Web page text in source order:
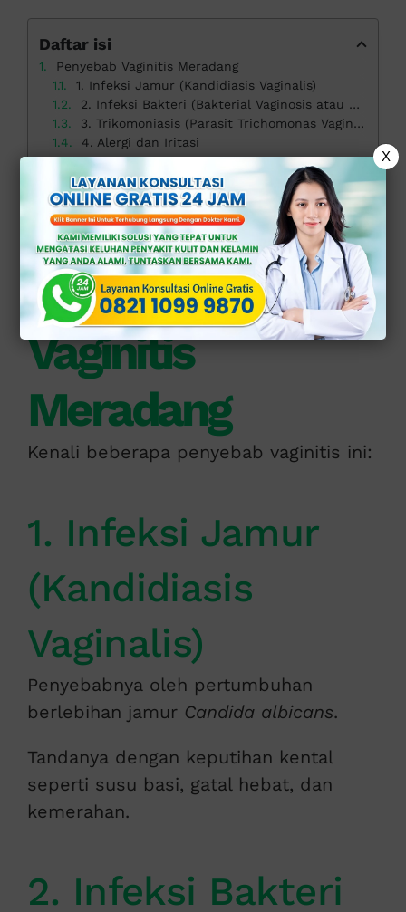
Daftar isi
Penyebab Vaginitis Meradang
1. Infeksi Jamur (Kandidiasis Vaginalis)
2. Infeksi Bakteri (Bakterial Vaginosis atau BV).
3. Trikomoniasis (Parasit Trichomonas Vaginalis)
4. Alergi dan Iritasi
5. Penurunan Hormon Estrogen
Bahaya Vaginitis Jika Tidak Terobati
Kapan Harus ke Dokter Ahli Ginekologi?
Solusi Tepat Atasi Vaginitis Meradang di Klinik Apollo
Penyebab
Vaginitis
Meradang
Kenali beberapa penyebab vaginitis ini:
1. Infeksi Jamur
(Kandidiasis
Vaginalis)
Penyebabnya oleh pertumbuhan
berlebihan jamur Candida albicans.
Tandanya dengan keputihan kental
seperti susu basi, gatal hebat, dan
kemerahan.
2. Infeksi Bakteri
X